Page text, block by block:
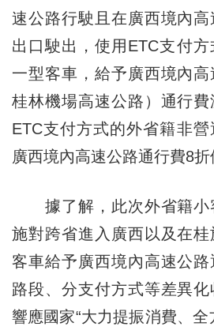
速公路行駛且在廣西境內
出口駛出，使用ETC支付
一型客車，給予廣西境內
桂林機場高速公路）通行
ETC支付方式的外省籍非
廣西境內高速公路通行費8折
據了解，此次外省籍小
施對跨省進入廣西以及在
客車給予廣西境內高速公
路段、分支付方式等差異
響應國家“大力提振消費、全